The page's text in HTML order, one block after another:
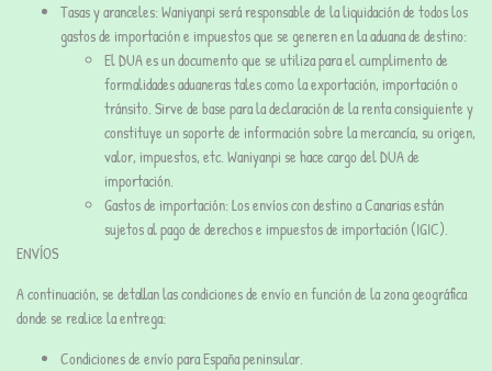
Tasas y aranceles: Waniyanpi será responsable de la liquidación de todos los
gastos de importación e impuestos que se generen en la aduana de destino:
El DUA es un documento que se utiliza para el cumplimento de
formalidades aduaneras tales como la exportación, importación o
tránsito. Sirve de base para la declaración de la renta consiguiente y
constituye un soporte de información sobre la mercancía, su origen,
valor, impuestos, etc. Waniyanpi se hace cargo del DUA de
importación.
Gastos de importación: Los envíos con destino a Canarias están
sujetos al pago de derechos e impuestos de importación (IGIC).
ENVÍOS
A continuación, se detallan las condiciones de envío en función de la zona geográfica
donde se realice la entrega:
Condiciones de envío para España peninsular.